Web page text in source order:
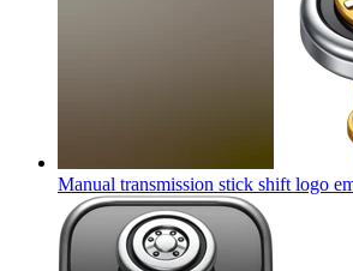
Manual transmission stick shift logo